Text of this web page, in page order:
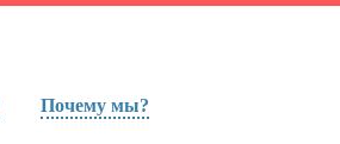
Почему мы?